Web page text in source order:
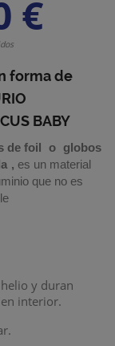
€
forma de
BABY
de foil o globos
, es un material
que no es
y duran
interior.